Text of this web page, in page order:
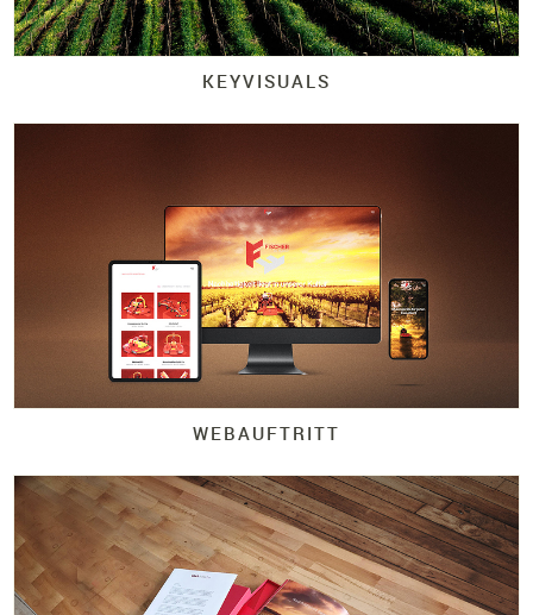
KEYVISUALS
WEBAUFTRITT